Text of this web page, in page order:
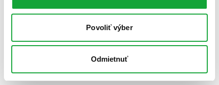
Povoliť výber
Odmietnuť